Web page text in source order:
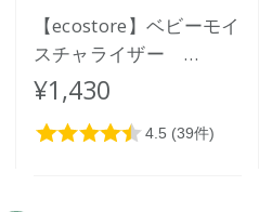
人気順
【ecostore】ベビーモイ
スチャライザー
200mL
¥1,430